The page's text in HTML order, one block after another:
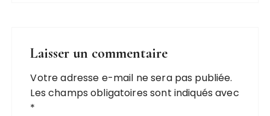
Laisser un commentaire
Votre adresse e-mail ne sera pas publiée.
Les champs obligatoires sont indiqués avec
*